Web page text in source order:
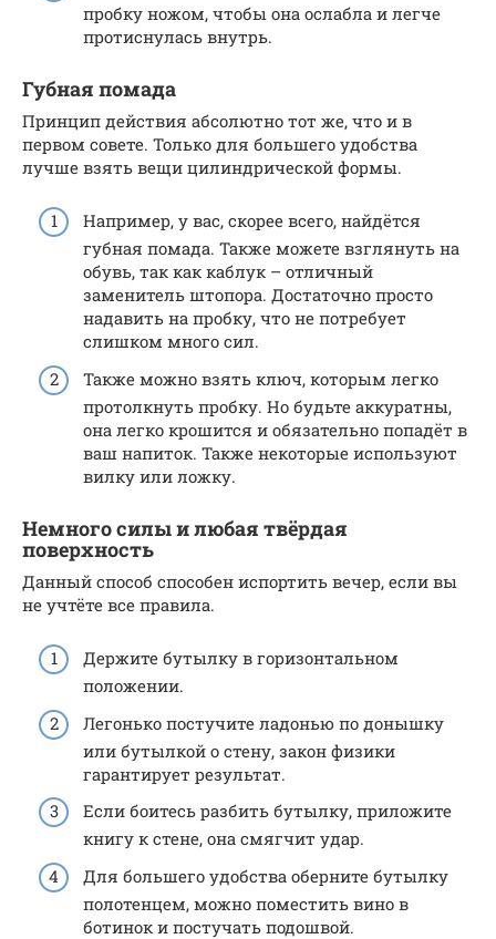
пробку ножом, чтобы она ослабла и легче
протиснулась внутрь.
Губная помада
Принцип действия абсолютно тот же, что и в
первом совете. Только для большего удобства
лучше взять вещи цилиндрической формы.
Например, у вас, скорее всего, найдётся
губная помада. Также можете взглянуть на
обувь, так как каблук – отличный
заменитель штопора. Достаточно просто
надавить на пробку, что не потребует
слишком много сил.
Также можно взять ключ, которым легко
протолкнуть пробку. Но будьте аккуратны,
она легко крошится и обязательно попадёт в
ваш напиток. Также некоторые используют
вилку или ложку.
Немного силы и любая твёрдая
поверхность
Данный способ способен испортить вечер, если вы
не учтёте все правила.
Держите бутылку в горизонтальном
положении.
Легонько постучите ладонью по донышку
или бутылкой о стену, закон физики
гарантирует результат.
Если боитесь разбить бутылку, приложите
книгу к стене, она смягчит удар.
Для большего удобства оберните бутылку
полотенцем, можно поместить вино в
ботинок и постучать подошвой.